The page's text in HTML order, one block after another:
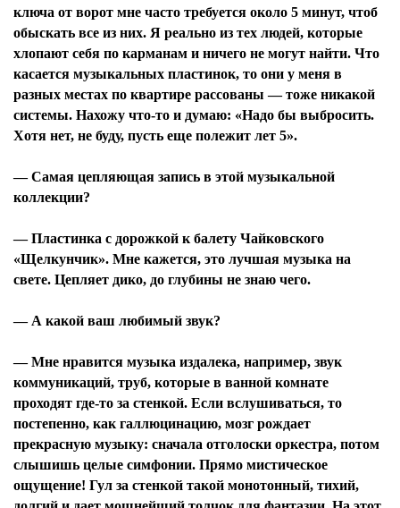
ключа от ворот мне часто требуется около 5 минут, чтоб
обыскать все из них. Я реально из тех людей, которые
хлопают себя по карманам и ничего не могут найти. Что
касается музыкальных пластинок, то они у меня в
разных местах по квартире рассованы — тоже никакой
системы. Нахожу что-то и думаю: «Надо бы выбросить.
Хотя нет, не буду, пусть еще полежит лет 5».
— Самая цепляющая запись в этой музыкальной
коллекции?
— Пластинка с дорожкой к балету Чайковского
«Щелкунчик». Мне кажется, это лучшая музыка на
свете. Цепляет дико, до глубины не знаю чего.
— А какой ваш любимый звук?
— Мне нравится музыка издалека, например, звук
коммуникаций, труб, которые в ванной комнате
проходят где-то за стенкой. Если вслушиваться, то
постепенно, как галлюцинацию, мозг рождает
прекрасную музыку: сначала отголоски оркестра, потом
слышишь целые симфонии. Прямо мистическое
ощущение! Гул за стенкой такой монотонный, тихий,